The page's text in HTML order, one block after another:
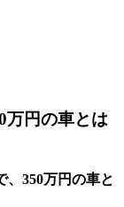
万円の車とは
、350万円の車と